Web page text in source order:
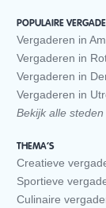
POPULAIRE
Vergaderen in
Vergaderen in
Vergaderen in
Vergaderen in
Bekijk alle steden
THEMA’S
Creatieve
Sportieve
Culinaire